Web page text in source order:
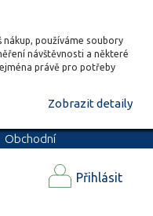
nákup, používáme soubory
návštěvnosti a některé
právě pro potřeby
Zobrazit detaily
Obchodní
Přihlásit